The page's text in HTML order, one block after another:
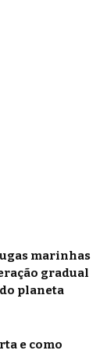
marinhas
gradual
planeta
e como